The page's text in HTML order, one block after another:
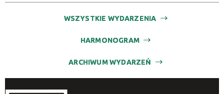
WSZYSTKIE WYDARZENIA
HARMONOGRAM
ARCHIWUM WYDARZEŃ